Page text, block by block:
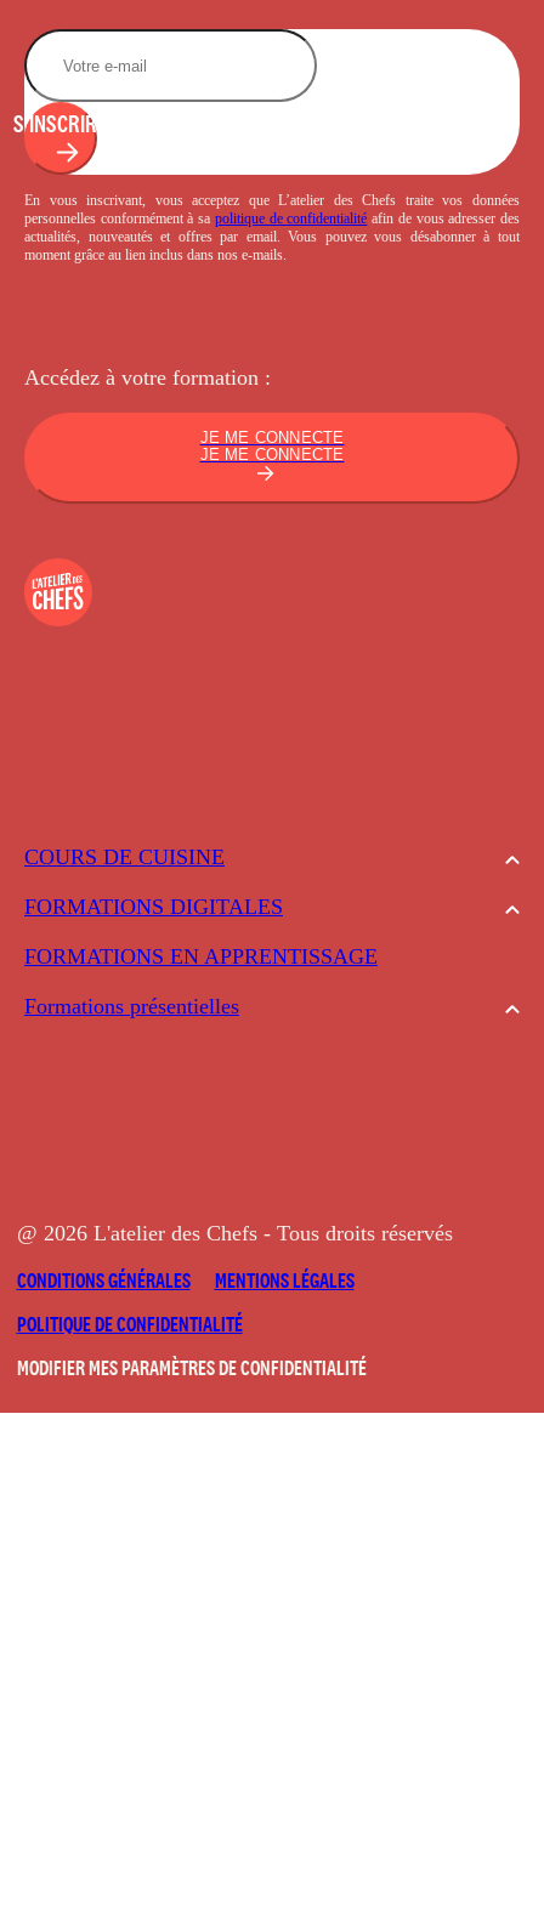
COURS DE CUISINE
FORMATIONS DIGITALES
FORMATIONS EN APPRENTISSAGE
Formations présentielles
S'INSCRIRE
En vous inscrivant, vous acceptez que L’atelier des Chefs traite vos données
personnelles conformément à sa politique de confidentialité afin de vous adresser des
actualités, nouveautés et offres par email. Vous pouvez vous désabonner à tout
moment grâce au lien inclus dans nos e-mails.
Accédez à votre formation :
JE ME CONNECTE
JE ME CONNECTE
@ 2026 L'atelier des Chefs - Tous droits réservés
CONDITIONS GÉNÉRALES
MENTIONS LÉGALES
POLITIQUE DE CONFIDENTIALITÉ
MODIFIER MES PARAMÈTRES DE CONFIDENTIALITÉ